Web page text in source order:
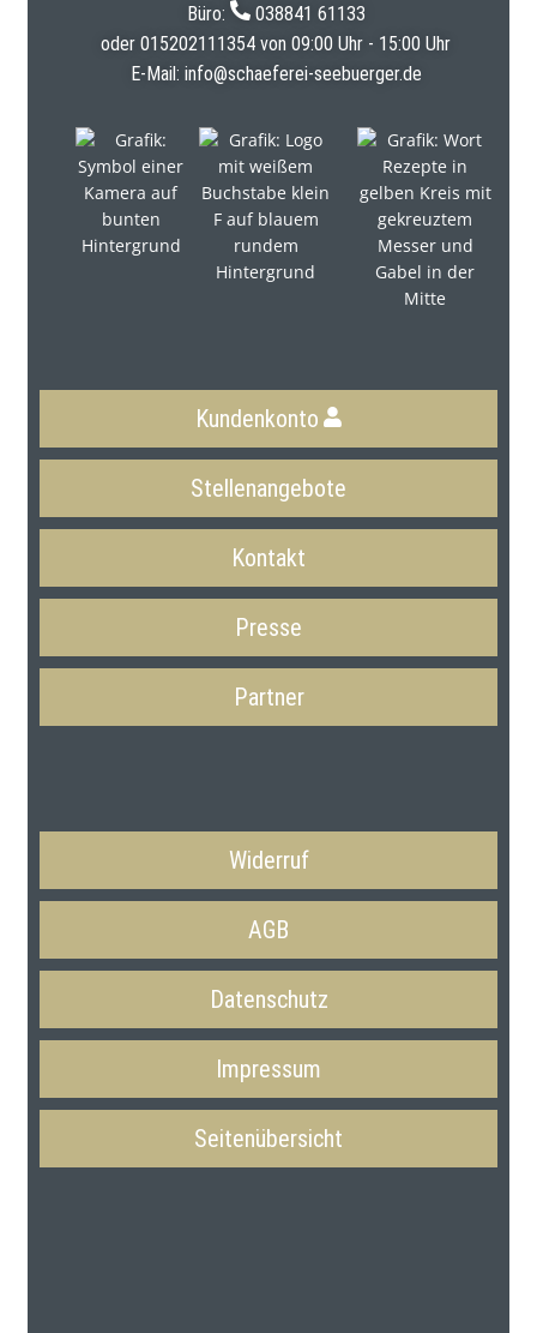
Büro:
038841 61133
oder 015202111354 von 09:00 Uhr - 15:00 Uhr
E-Mail: info@schaeferei-seebuerger.de
Kundenkonto
Stellenangebote
Kontakt
Presse
Partner
Widerruf
AGB
Datenschutz
Impressum
Seitenübersicht